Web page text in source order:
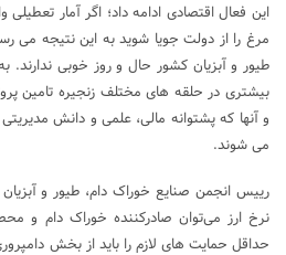
این فعال اقتصادی ادامه داد؛ اگر آمار
مرغ را از دولت جویا شوید به این نتیجه می
طیور و آبزیان کشور حال و روز خوبی
بیشتری در حلقه های مختلف زنجیره تامین
و آنها که پشتوانه مالی، علمی و دانش مدیریتی
می شوند.
رییس انجمن صنایع خوراک دام، طیور و آبزیان
نرخ ارز می‌توان صادرکننده خوراک دام و
حداقل حمایت های لازم را باید از بخش